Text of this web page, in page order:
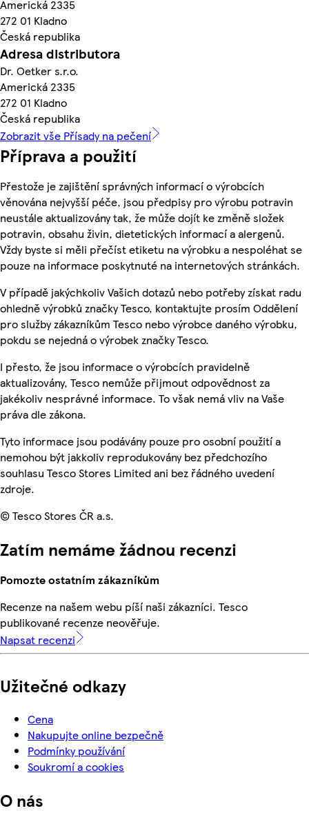
Americká 2335
272 01 Kladno
Česká republika
Adresa distributora
Dr. Oetker s.r.o.
Americká 2335
272 01 Kladno
Česká republika
Zobrazit vše Přísady na pečení
Příprava a použití
Přestože je zajištění správných informací o výrobcích
věnována nejvyšší péče, jsou předpisy pro výrobu potravin
neustále aktualizovány tak, že může dojít ke změně složek
potravin, obsahu živin, dietetických informací a alergenů.
Vždy byste si měli přečíst etiketu na výrobku a nespoléhat se
pouze na informace poskytnuté na internetových stránkách.
V případě jakýchkoliv Vašich dotazů nebo potřeby získat radu
ohledně výrobků značky Tesco, kontaktujte prosím Oddělení
pro služby zákazníkům Tesco nebo výrobce daného výrobku,
pokdu se nejedná o výrobek značky Tesco.
I přesto, že jsou informace o výrobcích pravidelně
aktualizovány, Tesco nemůže přijmout odpovědnost za
jakékoliv nesprávné informace. To však nemá vliv na Vaše
práva dle zákona.
Tyto informace jsou podávány pouze pro osobní použití a
nemohou být jakkoliv reprodukovány bez předchozího
souhlasu Tesco Stores Limited ani bez řádného uvedení
zdroje.
© Tesco Stores ČR a.s.
Zatím nemáme žádnou recenzi
Pomozte ostatním zákazníkům
Recenze na našem webu píší naši zákazníci. Tesco
publikované recenze neověřuje.
Napsat recenzi
Užitečné odkazy
Cena
Nakupujte online bezpečně
Podmínky používání
Soukromí a cookies
O nás